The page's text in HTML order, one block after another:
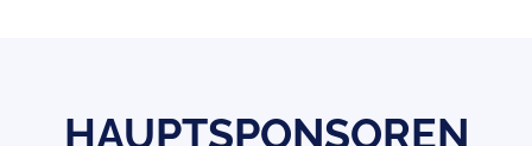
HAUPTSPONSOREN